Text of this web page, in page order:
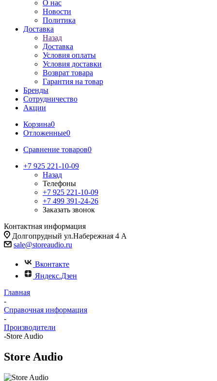
О нас
Новости
Политика
Доставка
Назад
Доставка
Условия оплаты
Условия доставки
Возврат товара
Гарантия на товар
Бренды
Сотрудничество
Акции
Корзина0
Отложенные0
Сравнение товаров0
+7 925 221-10-09
Назад
Телефоны
+7 925 221-10-09
+7 499 391-24-26
Заказать звонок
Контактная информация
Долгопрудный ул.Набережная 4 А
sale@storeaudio.ru
Вконтакте
Яндекс.Дзен
Главная
-
Справочная информация
-
Производители
-Store Audio
Store Audio